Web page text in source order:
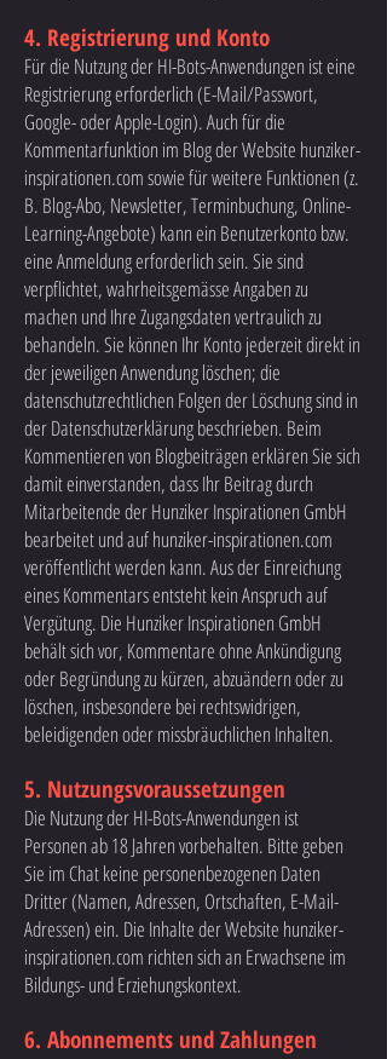
4. Registrierung und Konto
Für die Nutzung der HI-Bots-Anwendungen ist eine
Registrierung erforderlich (E-Mail/Passwort,
Google- oder Apple-Login). Auch für die
Kommentarfunktion im Blog der Website hunziker-
inspirationen.com sowie für weitere Funktionen (z.
B. Blog-Abo, Newsletter, Terminbuchung, Online-
Learning-Angebote) kann ein Benutzerkonto bzw.
eine Anmeldung erforderlich sein. Sie sind
verpflichtet, wahrheitsgemässe Angaben zu
machen und Ihre Zugangsdaten vertraulich zu
behandeln. Sie können Ihr Konto jederzeit direkt in
der jeweiligen Anwendung löschen; die
datenschutzrechtlichen Folgen der Löschung sind in
der Datenschutzerklärung beschrieben. Beim
Kommentieren von Blogbeiträgen erklären Sie sich
damit einverstanden, dass Ihr Beitrag durch
Mitarbeitende der Hunziker Inspirationen GmbH
bearbeitet und auf hunziker-inspirationen.com
veröffentlicht werden kann. Aus der Einreichung
eines Kommentars entsteht kein Anspruch auf
Vergütung. Die Hunziker Inspirationen GmbH
behält sich vor, Kommentare ohne Ankündigung
oder Begründung zu kürzen, abzuändern oder zu
löschen, insbesondere bei rechtswidrigen,
beleidigenden oder missbräuchlichen Inhalten.
5. Nutzungsvoraussetzungen
Die Nutzung der HI-Bots-Anwendungen ist
Personen ab 18 Jahren vorbehalten. Bitte geben
Sie im Chat keine personenbezogenen Daten
Dritter (Namen, Adressen, Ortschaften, E-Mail-
Adressen) ein. Die Inhalte der Website hunziker-
inspirationen.com richten sich an Erwachsene im
Bildungs- und Erziehungskontext.
6. Abonnements und Zahlungen